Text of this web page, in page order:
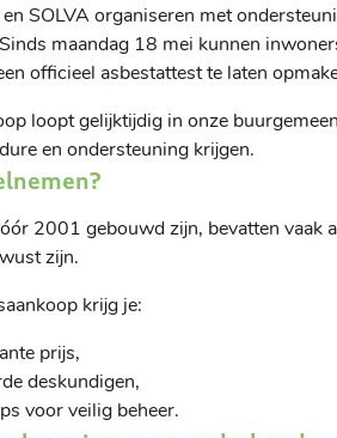
SOLVA organiseren met
maandag 18 mei kunnen
officieel asbestattest te laten
loopt gelijktijdig in onze
en ondersteuning krijgen.
2001 gebouwd zijn, bevatten vaak
zijn.
krijg je:
prijs,
deskundigen,
voor veilig beheer.